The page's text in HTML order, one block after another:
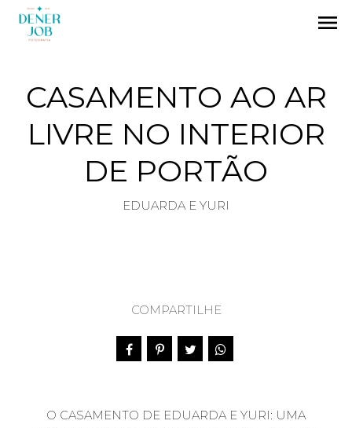
menu
CASAMENTO AO AR
LIVRE NO INTERIOR
DE PORTÃO
EDUARDA E YURI
COMPARTILHE
O CASAMENTO DE EDUARDA E YURI: UMA